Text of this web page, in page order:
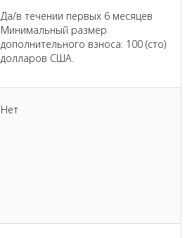
Да/в течении первых 6 месяцев
Минимальный размер
дополнительного взноса: 100 (сто)
долларов США.
Нет